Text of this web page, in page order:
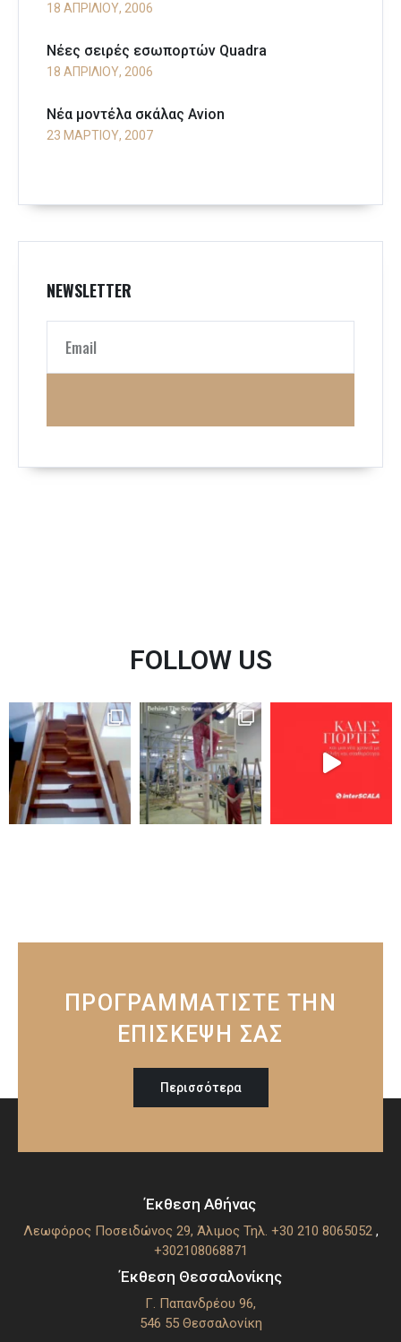
18 ΑΠΡΙΛΊΟΥ, 2006
Νέες σειρές εσωπορτών Quadra
18 ΑΠΡΙΛΊΟΥ, 2006
Νέα μοντέλα σκάλας Avion
23 ΜΑΡΤΊΟΥ, 2007
NEWSLETTER
FOLLOW US
ΠΡΟΓΡΑΜΜΑΤΙΣΤΕ ΤΗΝ
ΕΠΙΣΚΕΨΗ ΣΑΣ
Περισσότερα
Έκθεση Αθήνας
Λεωφόρος Ποσειδώνος 29, Άλιμος Τηλ. +30 210 8065052,
+302108068871
Έκθεση Θεσσαλονίκης
Γ. Παπανδρέου 96,
546 55 Θεσσαλoνίκη